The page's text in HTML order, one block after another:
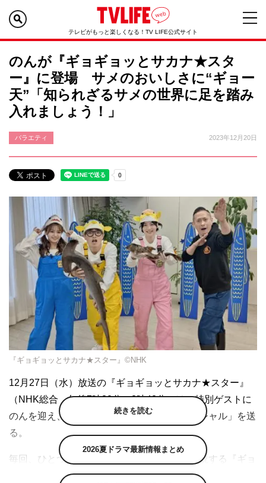
テレビがもっと楽しくなる！TV LIFE公式サイト
のんが『ギョギョッとサカナ★スタ
ー』に登場 サメのおいしさに“ギョー
天”「知られざるサメの世界に足を踏み
入れましょう！」
バラエティ 2023年12月20日
『ギョギョッとサカナ★スター』©NHK
12月27日（水）放送の『ギョギョッとサカナ★スター』
（NHK総合 午後7時30分～8時42分）は、特別ゲストに
のんを迎え、「みんな大好き！沖縄サメスペシャル」を送
る。
毎回、ひとつの魚をさかなクンが徹底的に解説する『ギョ
ギョッとサカナ★スター』。今回は放送時間を延長し、沖
続きを読む
2026夏ドラマ最新情報まとめ